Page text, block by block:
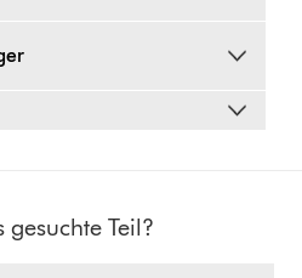
gesuchte Teil?